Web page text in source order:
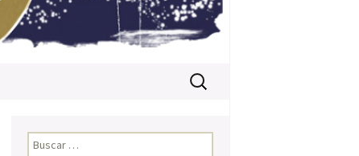
Buscar:
Buscar: